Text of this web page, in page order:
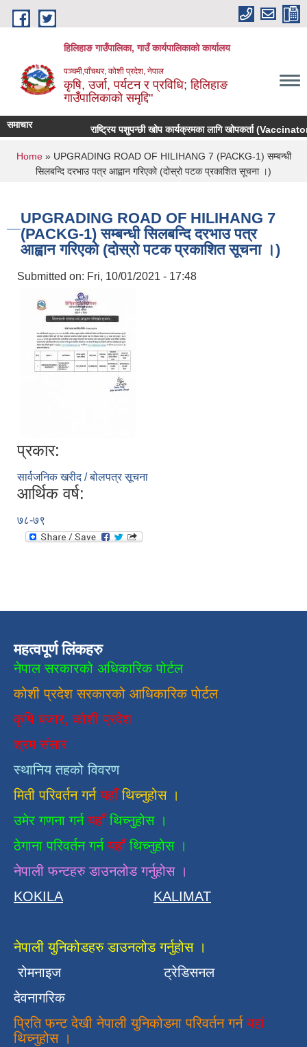
Skip to main content
हिलिहाङ गाउँपालिका, गाउँ कार्यपालिकाको कार्यालय
पञ्चमी,पाँचथर, कोशी प्रदेश, नेपाल
कृषि, उर्जा, पर्यटन र प्रविधि; हिलिहाङ
गाउँपालिकाको समृद्दि"
समाचार राष्ट्रिय पशुपन्छी खोप कार्यक्रमका लागि खोपकर्ता
You are here
Home» UPGRADING ROAD OF HILIHANG 7 (PACKG-1) सम्बन्धी
सिलबन्दि दरभाउ पत्र आह्वान गरिएको (दोस्रो पटक प्रकाशित सूचना ।)
UPGRADING ROAD OF HILIHANG 7
(PACKG-1) सम्बन्धी सिलबन्दि दरभाउ पत्र
आह्वान गरिएको (दोस्रो पटक प्रकाशित सूचना ।)
Submitted on: Fri, 10/01/2021 - 17:48
प्रकार:
सार्वजनिक खरीद / बोलपत्र सूचना
आर्थिक वर्ष:
७८-७९
महत्वपूर्ण लिंकहरु
नेपाल सरकारको अधिकारिक पोर्टल
कोशी प्रदेश सरकारको आधिकारिकपाेर्टल
कृषि बजार, कोशी प्रदेश
श्रम संसार
स्थानिय तहको विवरण
मिती परिवर्तन गर्न यहाँ थिच्नुहोस ।
उमेर गणना गर्नयहाँथिच्नुहोस ।
ठेगाना परिवर्तन गर्नयहाँ थिच्नुहोस ।
नेपाली फन्टहरु डाउनलोड गर्नुहोस ।
KOKILA
KALIMAT
नेपाली युनिकोडहरु डाउनलोड गर्नुहोस ।
रोमनाइज
ट्रेडिसनल
देवनागरिक
प्रिति फन्ट देखी नेपाली युनिकोडमा परिवर्तन गर्न यहां
थिच्नुहोस ।